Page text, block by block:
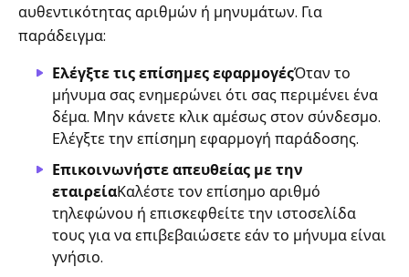
αυθεντικότητας αριθμών ή μηνυμάτων. Για
παράδειγμα:
Ελέγξτε τις επίσημες εφαρμογέςΌταν το
μήνυμα σας ενημερώνει ότι σας περιμένει ένα
δέμα. Μην κάνετε κλικ αμέσως στον σύνδεσμο.
Ελέγξτε την επίσημη εφαρμογή παράδοσης.
Επικοινωνήστε απευθείας με την
εταιρείαΚαλέστε τον επίσημο αριθμό
τηλεφώνου ή επισκεφθείτε την ιστοσελίδα
τους για να επιβεβαιώσετε εάν το μήνυμα είναι
γνήσιο.